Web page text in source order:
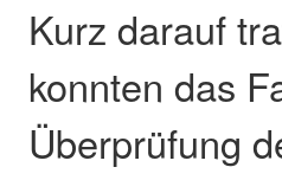
Kurz darauf
konnten das
Überprüfung